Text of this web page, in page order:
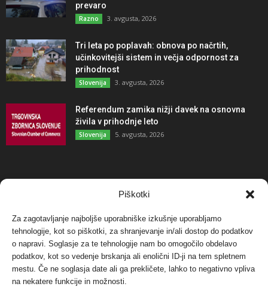
Piškotki
Za zagotavljanje najboljše uporabniške izkušnje uporabljamo
tehnologije, kot so piškotki, za shranjevanje in/ali dostop do podatkov
o napravi. Soglasje za te tehnologije nam bo omogočilo obdelavo
podatkov, kot so vedenje brskanja ali enolični ID-ji na tem spletnem
mestu. Če ne soglasja date ali ga prekličete, lahko to negativno vpliva
na nekatere funkcije in možnosti.
prevaro
Razno 3. avgusta, 2026
Tri leta po poplavah: obnova po načrtih,
učinkovitejši sistem in večja odpornost za
prihodnost
Slovenija 3. avgusta, 2026
Referendum zamika nižji davek na osnovna
živila v prihodnje leto
Slovenija 5. avgusta, 2026
NAJBOLJ KOMENTIRANO
Protest proti vetrnim elektrarnam na Ojstrici, v
svetu pa vedno bolj...
Dogodki 12. maja, 2017
Tožilstvo v Celovcu v korist elektrarnam
Verbund